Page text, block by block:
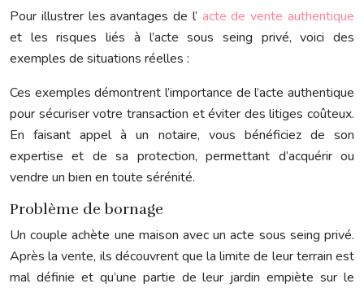
Pour illustrer les avantages de l’ acte de vente authentique
et les risques liés à l’acte sous seing privé, voici des
exemples de situations réelles :
Ces exemples démontrent l’importance de l’acte authentique
pour sécuriser votre transaction et éviter des litiges coûteux.
En faisant appel à un notaire, vous bénéficiez de son
expertise et de sa protection, permettant d’acquérir ou
vendre un bien en toute sérénité.
Problème de bornage
Un couple achète une maison avec un acte sous seing privé.
Après la vente, ils découvrent que la limite de leur terrain est
mal définie et qu’une partie de leur jardin empiète sur le